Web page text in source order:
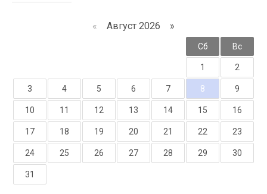
« Август 2026 »
Сб Вс
1 2
3 4 5 6 7 8 9
10 11 12 13 14 15 16
17 18 19 20 21 22 23
24 25 26 27 28 29 30
31